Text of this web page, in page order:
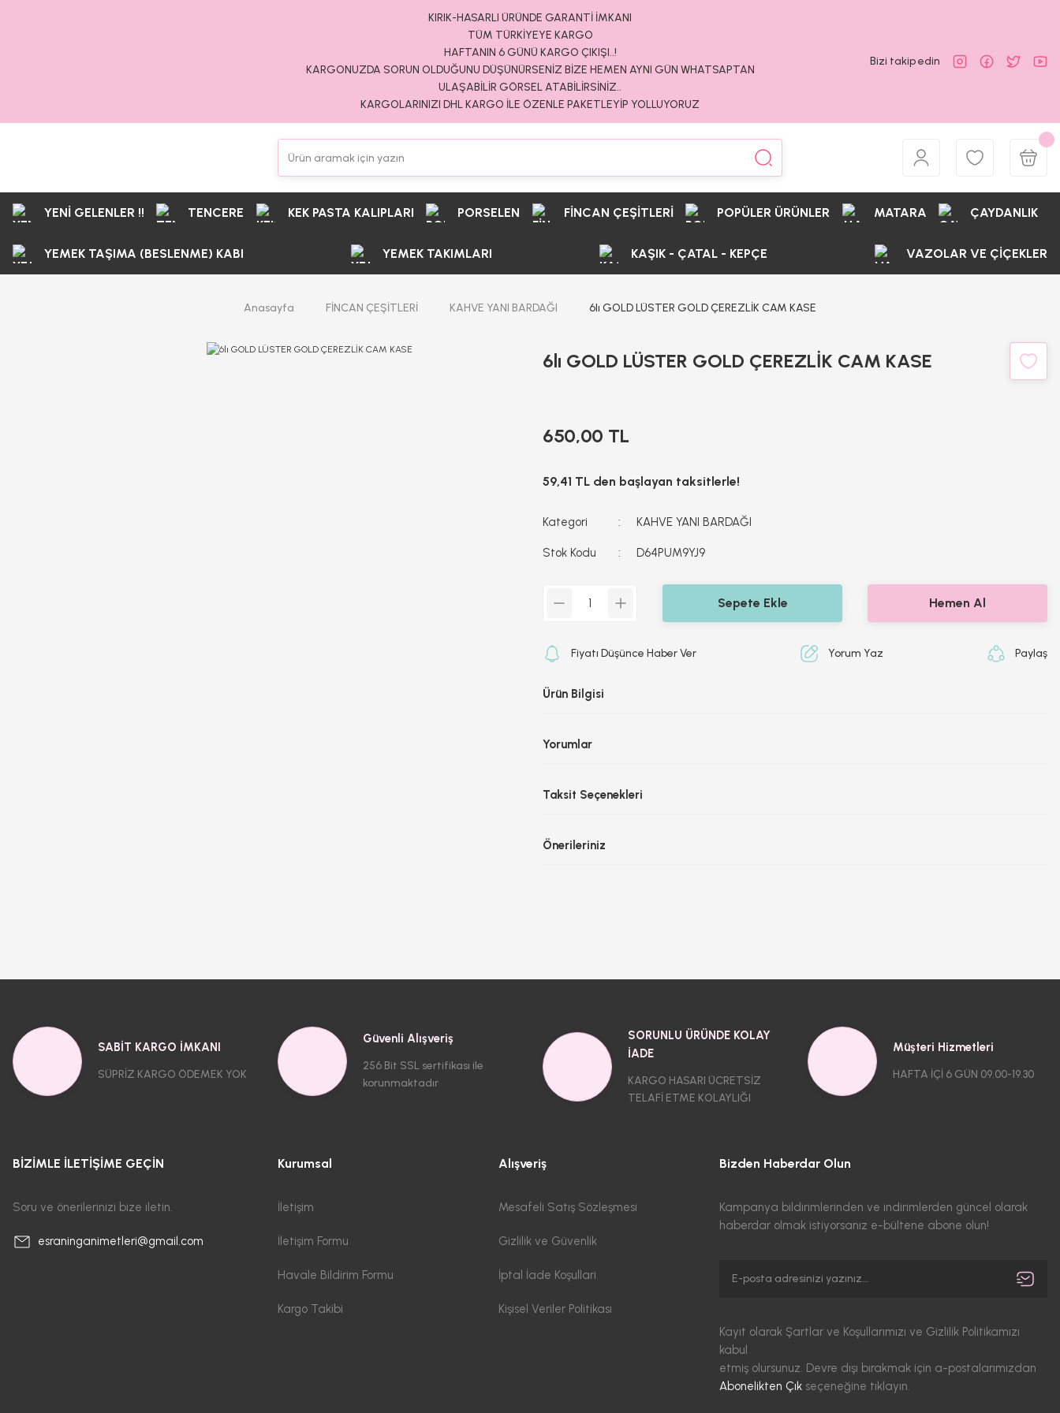
KIRIK-HASARLI ÜRÜNDE GARANTİ İMKANI
TÜM TÜRKİYEYE KARGO
HAFTANIN 6 GÜNÜ KARGO ÇIKIŞI..!
KARGONUZDA SORUN OLDUĞUNU DÜŞÜNÜRSENİZ BİZE HEMEN AYNI GÜN WHATSAPTAN
ULAŞABİLİR GÖRSEL ATABİLİRSİNİZ..
KARGOLARINIZI DHL KARGO İLE ÖZENLE PAKETLEYİP YOLLUYORUZ
Bizi takip edin
YENİ GELENLER !! TENCERE KEK PASTA KALIPLARI PORSELEN FİNCAN ÇEŞİTLERİ POPÜLER ÜRÜNLER MATARA ÇAYDANLIK
YEMEK TAŞIMA (BESLENME) KABI YEMEK TAKIMLARI KAŞIK - ÇATAL - KEPÇE VAZOLAR VE ÇİÇEKLER
Anasayfa FİNCAN ÇEŞİTLERİ KAHVE YANI BARDAĞI 6lı GOLD LÜSTER GOLD ÇEREZLİK CAM KASE
6lı GOLD LÜSTER GOLD ÇEREZLİK CAM KASE
650,00 TL
59,41 TL den başlayan taksitlerle!
Kategori KAHVE YANI BARDAĞI
Stok Kodu D64PUM9YJ9
Sepete Ekle Hemen Al
Fiyatı Düşünce Haber Ver Yorum Yaz Paylaş
Ürün Bilgisi
Yorumlar
Taksit Seçenekleri
Önerileriniz
SABİT KARGO İMKANI
SÜPRİZ KARGO ÖDEMEK YOK
Güvenli Alışveriş
256 Bit SSL sertifikası ile
korunmaktadır
SORUNLU ÜRÜNDE KOLAY
İADE
KARGO HASARI ÜCRETSİZ
TELAFİ ETME KOLAYLIĞI
Müşteri Hizmetleri
HAFTA İÇİ 6 GÜN 09.00-19.30
BİZİMLE İLETİŞİME GEÇİN
Soru ve önerilerinizi bize iletin.
esraninganimetleri@gmail.com
Kurumsal
İletişim
İletişim Formu
Havale Bildirim Formu
Kargo Takibi
Alışveriş
Mesafeli Satış Sözleşmesi
Gizlilik ve Güvenlik
İptal İade Koşullari
Kişisel Veriler Politikası
Bizden Haberdar Olun
Kampanya bildirimlerinden ve indirimlerden güncel olarak
haberdar olmak istiyorsanız e-bültene abone olun!
Kayıt olarak Şartlar ve Koşullarımızı ve Gizlilik Politikamızı
kabul
etmiş olursunuz. Devre dışı bırakmak için a-postalarımızdan
Abonelikten Çık seçeneğine tıklayın.